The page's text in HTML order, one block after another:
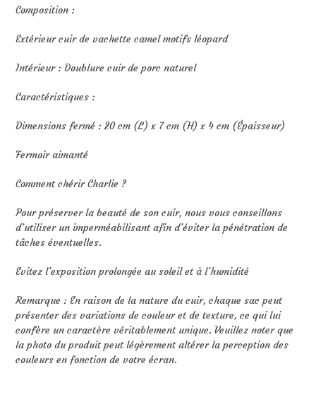
Composition :
Extérieur cuir de vachette camel motifs léopard
Intérieur : Doublure cuir de porc naturel
Caractéristiques :
Dimensions fermé : 20 cm (L) x 7 cm (H) x 4 cm (Épaisseur)
Fermoir aimanté
Comment chérir Charlie ?
Pour préserver la beauté de son cuir, nous vous conseillons
d’utiliser un imperméabilisant afin d’éviter la pénétration de
tâches éventuelles.
Evitez l’exposition prolongée au soleil et à l’humidité
Remarque : En raison de la nature du cuir, chaque sac peut
présenter des variations de couleur et de texture, ce qui lui
confère un caractère véritablement unique. Veuillez noter que
la photo du produit peut légèrement altérer la perception des
couleurs en fonction de votre écran.